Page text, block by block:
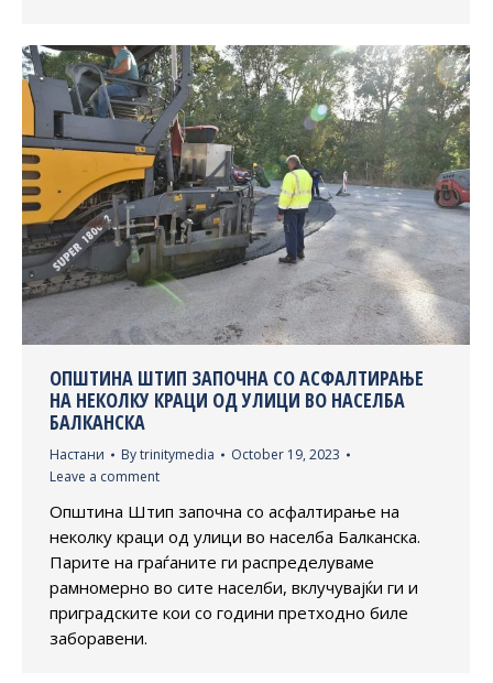
ОПШТИНА ШТИП ЗАПОЧНА СО АСФАЛТИРАЊЕ
НА НЕКОЛКУ КРАЦИ ОД УЛИЦИ ВО НАСЕЛБА
БАЛКАНСКА
Настани Bytrinitymedia
October 19, 2023
Leave a comment
Општина Штип започна со асфалтирање на
неколку краци од улици во населба Балканска.
Парите на граѓаните ги распределуваме
рамномерно во сите населби, вклучувајќи ги и
приградските кои со години претходно биле
заборавени.